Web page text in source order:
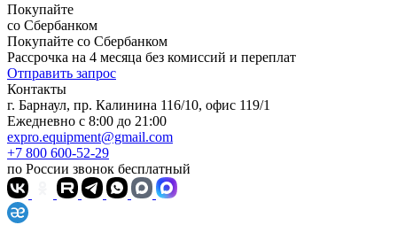
Покупайте
со Сбербанком
Покупайте со Сбербанком
Рассрочка на 4 месяца без комиссий и переплат
Отправить запрос
Контакты
г. Барнаул, пр. Калинина 116/10, офис 119/1
Ежедневно с 8:00 до 21:00
expro.equipment@gmail.com
+7 800 600-52-29
по России звонок бесплатный